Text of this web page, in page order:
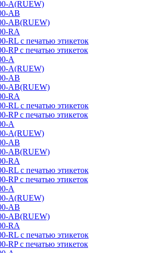
A(RUEW)
AB
AB(RUEW)
RA
RL с печатью этикеток
RP с печатью этикеток
A
A(RUEW)
AB
AB(RUEW)
RA
RL с печатью этикеток
RP с печатью этикеток
A
A(RUEW)
AB
AB(RUEW)
RA
RL с печатью этикеток
RP с печатью этикеток
A
A(RUEW)
AB
AB(RUEW)
RA
RL с печатью этикеток
RP с печатью этикеток